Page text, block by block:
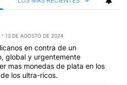
13 DE AGOSTO DE 2024
en contra de un
global y urgentemente
mas monedas de plata en los
los ultra-ricos.